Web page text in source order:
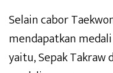
Selain cabor
mendapatkan
yaitu, Sepak